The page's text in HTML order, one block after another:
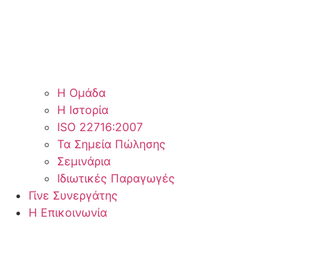
Η Ομάδα
Η Ιστορία
ISO 22716:2007
Τα Σημεία Πώλησης
Σεμινάρια
Ιδιωτικές Παραγωγές
Γίνε Συνεργάτης
Η Επικοινωνία